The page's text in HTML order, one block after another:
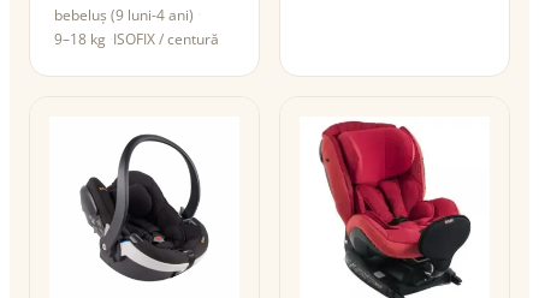
bebeluș (9 luni-4 ani)
9–18 kg ISOFIX / centură